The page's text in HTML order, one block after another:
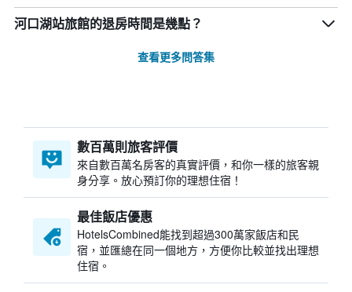
河口湖站旅館的退房時間是幾點？
查看更多問答集
數百萬則旅客評價
來自數百萬名房客的真實評價，和你一樣的旅客親
身分享。放心預訂你的理想住宿！
最佳飯店優惠
HotelsCombined​能找到超過300萬家飯店和民
宿，並匯總在同一個地方，方便你比較並找出理想
住宿。